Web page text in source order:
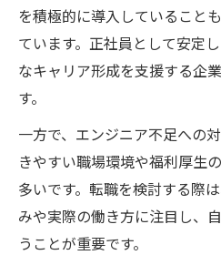
を積極的に導入していること
ています。正社員として安定
なキャリア形成を支援する企
す。
一方で、エンジニア不足への
きやすい職場環境や福利厚生
多いです。転職を検討する際
みや実際の働き方に注目し、
うことが重要です。